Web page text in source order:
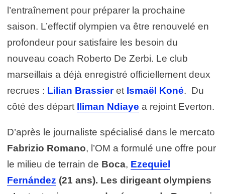
l’entraînement pour préparer la prochaine
saison. L’effectif olympien va être renouvelé en
profondeur pour satisfaire les besoin du
nouveau coach Roberto De Zerbi. Le club
marseillais a déjà enregistré officiellement deux
recrues : Lilian Brassieret Ismaël Koné. Du
côté des départ Iliman Ndiaye a rejoint Everton.
D’après le journaliste spécialisé dans le mercato
Fabrizio Romano, l’OM a formulé une offre pour
le milieu de terrain de Boca, Ezequiel
Fernández (21 ans). Les dirigeant olympiens